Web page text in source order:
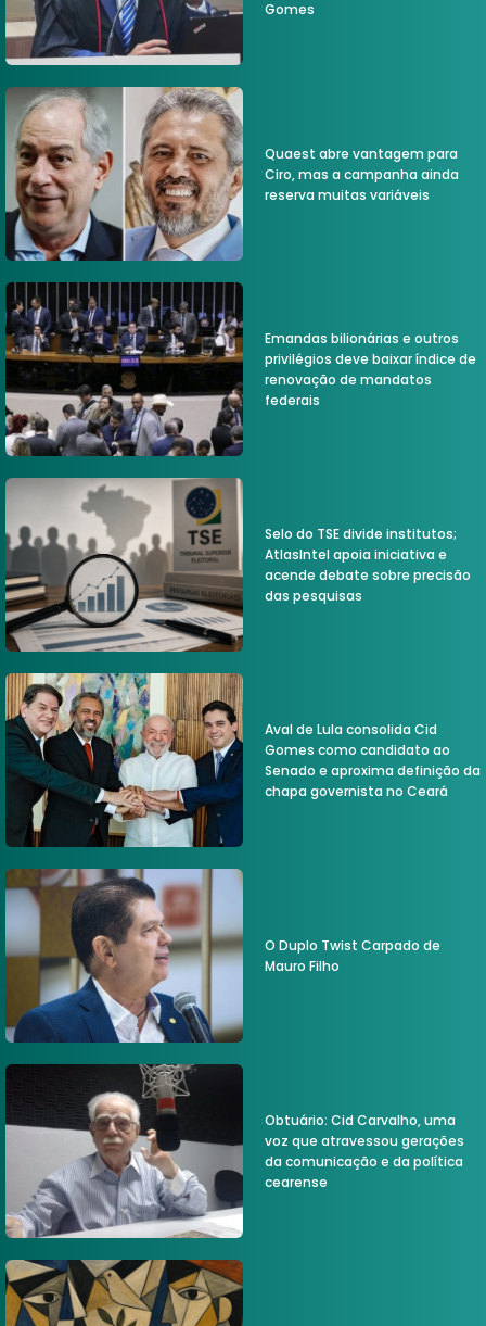
Gomes
Quaest abre vantagem para
Ciro, mas a campanha ainda
reserva muitas variáveis
Emandas bilionárias e outros
privilégios deve baixar índice de
renovação de mandatos
federais
Selo do TSE divide institutos;
AtlasIntel apoia iniciativa e
acende debate sobre precisão
das pesquisas
Aval de Lula consolida Cid
Gomes como candidato ao
Senado e aproxima definição da
chapa governista no Ceará
O Duplo Twist Carpado de
Mauro Filho
Obtuário: Cid Carvalho, uma
voz que atravessou gerações
da comunicação e da política
cearense